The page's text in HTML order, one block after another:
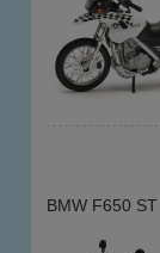
BMW F650